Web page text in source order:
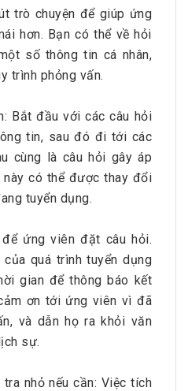
trò chuyện để giúp ứng
hơn. Bạn có thể về hỏi
số thông tin cá nhân,
trình phỏng vấn.
Bắt đầu với các câu hỏi
tin, sau đó đi tới các
cùng là câu hỏi gây áp
có thể được thay đổi
tuyển dụng.
ứng viên đặt câu hỏi.
quá trình tuyển dụng
gian để thông báo kết
ơn tới ứng viên vì đã
và dẫn họ ra khỏi văn
sự.
nhỏ nếu cần: Việc tích